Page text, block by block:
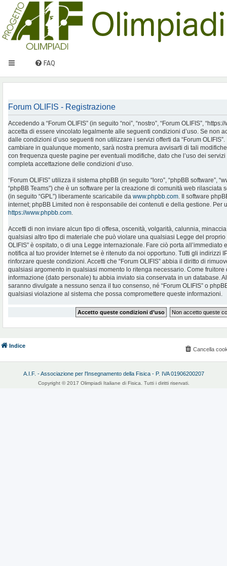
FAQ
Forum OLIFIS - Registrazione
Accedendo a “Forum OLIFIS” (in seguito “noi”, “nostro”, “Forum OLIFIS”,
accetta di essere vincolato legalmente alle seguenti condizioni d’uso. Se non
dalle condizioni d’uso seguenti non utilizzare i servizi offerti da “Forum
cambiare in qualunque momento, sarà nostra premura avvisarti di tali
con frequenza queste pagine per eventuali modifiche, dato che l’uso dei servizi
completa accettazione delle condizioni d’uso.
“Forum OLIFIS” utilizza il sistema phpBB (in seguito “loro”, “phpBB software”,
“phpBB Teams”) che è un software per la creazione di comunità web rilasciata
(in seguito “GPL”) liberamente scaricabile da www.phpbb.com. Il software
internet; phpBB Limited non è responsabile dei contenuti e della gestione. Per
https://www.phpbb.com.
Accetti di non inviare alcun tipo di offesa, oscenità, volgarità, calunnia,
qualsiasi altro tipo di materiale che può violare una qualsiasi Legge del proprio
OLIFIS” è ospitato, o di una Legge internazionale. Fare ciò porta
notifica al tuo provider Internet se è ritenuto da noi opportuno. Tutti gli indirizzi
rinforzare queste condizioni. Accetti che “Forum OLIFIS” abbia il diritto di
qualsiasi argomento in qualsiasi momento lo ritenga necessario. Come
informazione (dato personale) tu abbia inviato sia conservata in un database.
saranno divulgate a nessuno senza il tuo consenso, né “Forum OLIFIS” o
qualsiasi violazione al sistema che possa compromettere queste informazioni.
Indice
Cancella
A.I.F. - Associazione per l'Insegnamento della Fisica - P. IVA 01906200207
Copyright © 2017 Olimpiadi Italiane di Fisica. Tutti i diritti riservati.